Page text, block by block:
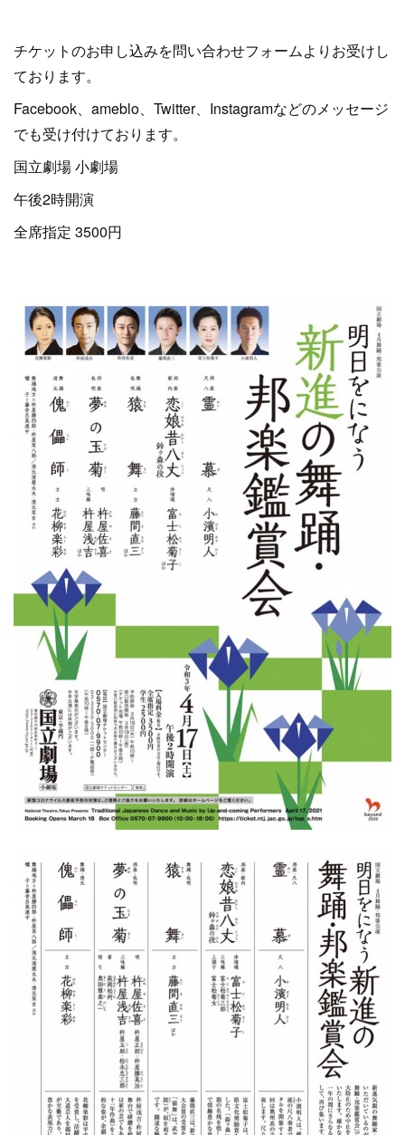
チケットのお申し込みを問い合わせフォームよりお受けし
ております。
Facebook、ameblo、Twitter、Instagramなどのメッセージ
でも受け付けております。
国立劇場 小劇場
午後2時開演
全席指定 3500円